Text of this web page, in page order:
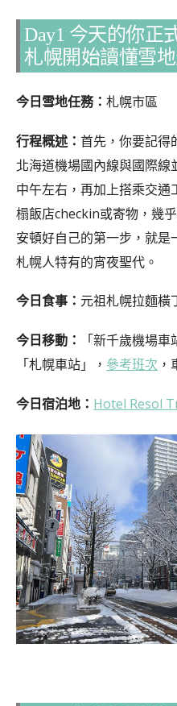
Day1 今天的你正
札幌開始讀懂雪
今日雪地任務： 札幌市區
行程概述： 首先，你要記得
北海道機場國內線與國際
中午左右，再加上搭乘交
榻飯店checkin或寄物，幾
安頓好自己的第一步，就
札幌人特有的宵夜聖代。
今日食事： 元祖札幌拉麵橫
今日移動：
「新千歲機場
「札幌車站」， 參考班次
今日宿泊地： Hotel Resol